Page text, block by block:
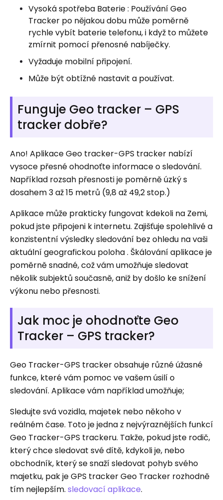
Vysoká spotřeba Baterie : Používání Geo
Tracker po nějakou dobu může poměrně
rychle vybít baterie telefonu, i když to můžete
zmírnit pomocí přenosné nabíječky.
Vyžaduje mobilní připojení.
Může být obtížné nastavit a používat.
Funguje Geo tracker – GPS
tracker dobře?
Ano! Aplikace Geo tracker-GPS tracker nabízí
vysoce přesné ohodnoťte informace o sledování.
Například rozsah přesnosti je poměrně úzký s
dosahem 3 až 15 metrů (9,8 až 49,2 stop.)
Aplikace může prakticky fungovat kdekoli na Zemi,
pokud jste připojeni k internetu. Zajišťuje spolehlivé a
konzistentní výsledky sledování bez ohledu na vaši
aktuální geografickou poloha . Škálování aplikace je
poměrně snadné, což vám umožňuje sledovat
několik subjektů současně, aniž by došlo ke snížení
výkonu nebo přesnosti.
Jak moc je ohodnoťte Geo
Tracker – GPS tracker?
Geo Tracker-GPS tracker obsahuje různé úžasné
funkce, které vám pomoc ve vašem úsilí o
sledování. Aplikace vám například umožňuje;
Sledujte svá vozidla, majetek nebo někoho v
reálném čase. Toto je jedna z nejvýraznějších funkcí
Geo Tracker-GPS trackeru. Takže, pokud jste rodič,
který chce sledovat své dítě, kdykoli je, nebo
obchodník, který se snaží sledovat pohyb svého
majetku, pak je GPS tracker Geo Tracker rozhodně
tím nejlepším. sledovací aplikace.